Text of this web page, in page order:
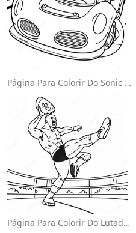
Página Para Colorir Do Sonic Velocista
Página Para Colorir Do Lutador Da Wwe Pulando Sobre O Oponente